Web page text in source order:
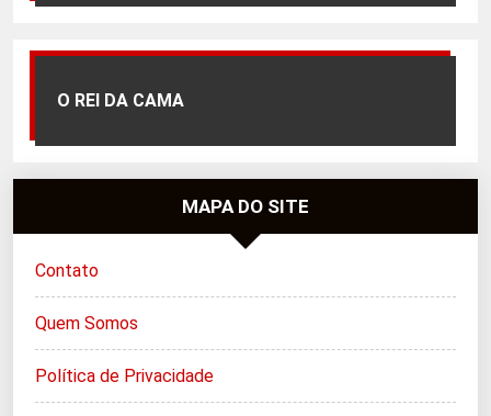
O REI DA CAMA
MAPA DO SITE
Contato
Quem Somos
Política de Privacidade